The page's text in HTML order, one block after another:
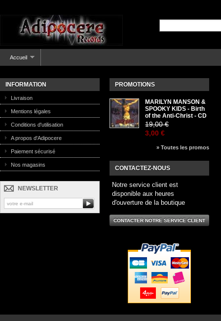
Accueil
INFORMATION
Livraison
Mentions légales
Conditions d'utilisation
A propos d'Adipocere
Paiement sécurisé
Nos magasins
NEWSLETTER
PROMOTIONS
MARILYN MANSON &
SPOOKY KIDS - Birth
of the Anti-Christ - CD
19,00 €
3,00 €
» Toutes les promos
CONTACTEZ-NOUS
Notre service client est
disponible aux heures
d'ouverture de la boutique
CONTACTER NOTRE SERVICE CLIENT